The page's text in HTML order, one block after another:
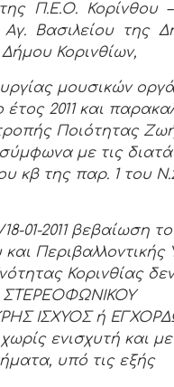
Π.Ε.Ο. Κορίνθου
Βασιλείου της
Κορινθίων,
μουσικών
2011 και
Ποιότητας
με τις
κβ της παρ. 1 του
01-2011 βεβαίωση
Περιβαλλοντικής
Κορινθίας
ΣΤΕΡΕΟΦΩΝΙΚΟΥ
ΙΣΧΥΟΣ ή
ενισχυτή και
υπό τις εξής